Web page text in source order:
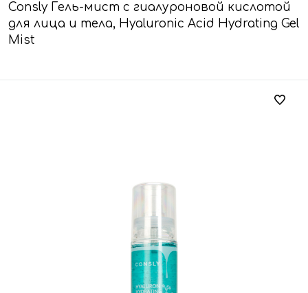
Consly Гель-мист с гиалуроновой кислотой
для лица и тела, Hyaluronic Acid Hydrating Gel
Mist